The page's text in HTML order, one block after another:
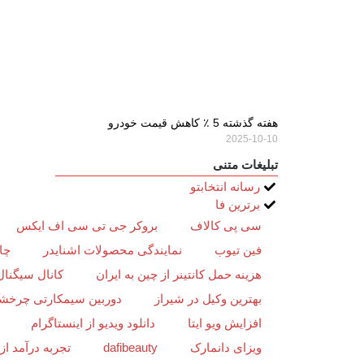
هفته گذشته 5 ٪ کاهش قیمت خودرو
2025-10-10
تبلیغات متنی
رسانه انتخابتو
برترین فا
سی پی کالاف
بروکر جی تی سی اف ایکس
فین تیوب
نمایندگی محصولات اشنایدر
هزینه حمل کانتینر از چین به ایران
کانال
بهترین وکیل در شیراز
دوربین سیمکارتی
افزایش ویو ایتا
دانلود ویدیو از اینستاگرام
ویزای دانمارک
dafibeauty
تجربه درآمد